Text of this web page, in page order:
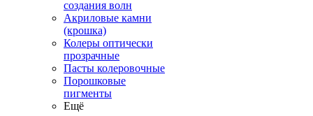
создания волн
Акриловые камни
(крошка)
Колеры оптически
прозрачные
Пасты колеровочные
Порошковые
пигменты
Ещё